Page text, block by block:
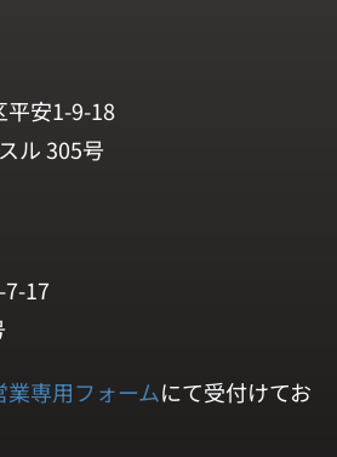
平安1-9-18
ル 305号
7-17
業専用フォームにて受付けてお